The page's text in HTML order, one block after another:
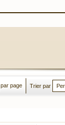
Trier par
par page